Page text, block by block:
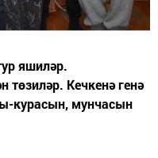
яшиләр.
Кечкенә генә
курасын, мунчасын